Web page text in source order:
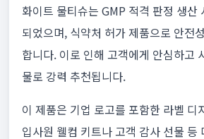
화이트 물티슈는 GMP 적격 판정 생산
되었으며, 식약처 허가 제품으로 안전
합니다. 이로 인해 고객에게 안심하고
물로 강력 추천됩니다.
이 제품은 기업 로고를 포함한 라벨 디
입사원 웰컴 키트나 고객 감사 선물 등